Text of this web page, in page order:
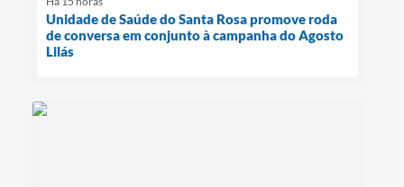
Unidade de Saúde do Santa Rosa promove roda
de conversa em conjunto à campanha do Agosto
Lilás